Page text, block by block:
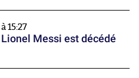
15:27
Messi est décédé